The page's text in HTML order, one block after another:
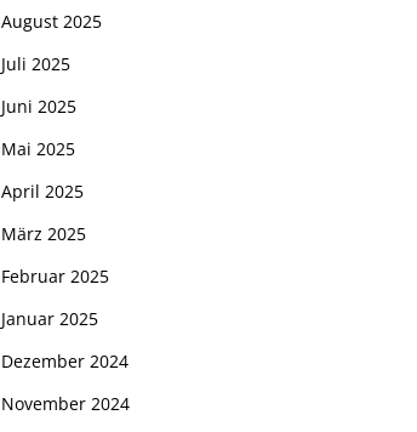
August 2025
Juli 2025
Juni 2025
Mai 2025
April 2025
März 2025
Februar 2025
Januar 2025
Dezember 2024
November 2024